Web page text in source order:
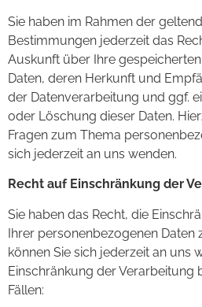
Sie haben im Rahmen der
Bestimmungen jederzeit das
Auskunft über Ihre
Daten, deren Herkunft und
der Datenverarbeitung und ggf.
oder Löschung dieser Daten.
Fragen zum Thema
sich jederzeit an uns wenden.
Recht auf Einschränkung der
Sie haben das Recht, die
Ihrer personenbezogenen Daten
können Sie sich jederzeit an uns
Einschränkung der Verarbeitung
Fällen: